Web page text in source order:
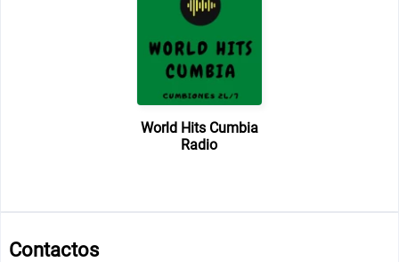
World Hits Cumbia
Radio
Contactos